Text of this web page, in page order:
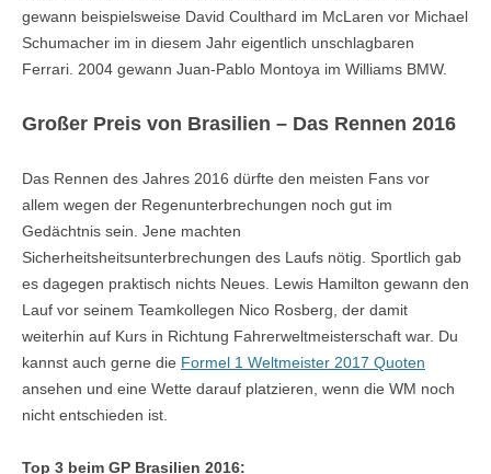
gewann beispielsweise David Coulthard im McLaren vor Michael
Schumacher im in diesem Jahr eigentlich unschlagbaren
Ferrari. 2004 gewann Juan-Pablo Montoya im Williams BMW.
Großer Preis von Brasilien – Das Rennen 2016
Das Rennen des Jahres 2016 dürfte den meisten Fans vor
allem wegen der Regenunterbrechungen noch gut im
Gedächtnis sein. Jene machten
Sicherheitsheitsunterbrechungen des Laufs nötig. Sportlich gab
es dagegen praktisch nichts Neues. Lewis Hamilton gewann den
Lauf vor seinem Teamkollegen Nico Rosberg, der damit
weiterhin auf Kurs in Richtung Fahrerweltmeisterschaft war. Du
kannst auch gerne die Formel 1 Weltmeister 2017 Quoten
ansehen und eine Wette darauf platzieren, wenn die WM noch
nicht entschieden ist.
Top 3 beim GP Brasilien 2016: